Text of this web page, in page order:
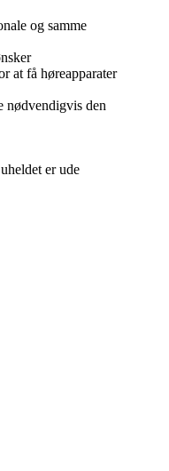
og samme
at få høreapparater
nødvendigvis den
er ude